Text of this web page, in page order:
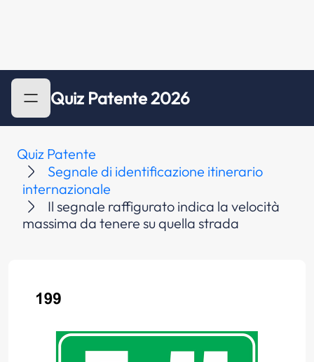
Quiz Patente 2026
Quiz Patente
Segnale di identificazione itinerario
internazionale
Il segnale raffigurato indica la velocità
massima da tenere su quella strada